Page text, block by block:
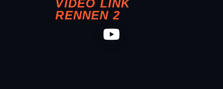
VIDEO LINK
RENNEN 2